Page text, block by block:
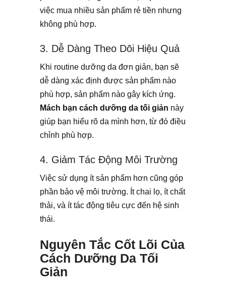
việc mua nhiều sản phẩm rẻ tiền nhưng
không phù hợp.
3. Dễ Dàng Theo Dõi Hiệu Quả
Khi routine dưỡng da đơn giản, bạn sẽ
dễ dàng xác định được sản phẩm nào
phù hợp, sản phẩm nào gây kích ứng.
Mách bạn cách dưỡng da tối giản này
giúp bạn hiểu rõ da mình hơn, từ đó điều
chỉnh phù hợp.
4. Giảm Tác Động Môi Trường
Việc sử dụng ít sản phẩm hơn cũng góp
phần bảo vệ môi trường. Ít chai lọ, ít chất
thải, và ít tác động tiêu cực đến hệ sinh
thái.
Nguyên Tắc Cốt Lõi Của
Cách Dưỡng Da Tối
Giản